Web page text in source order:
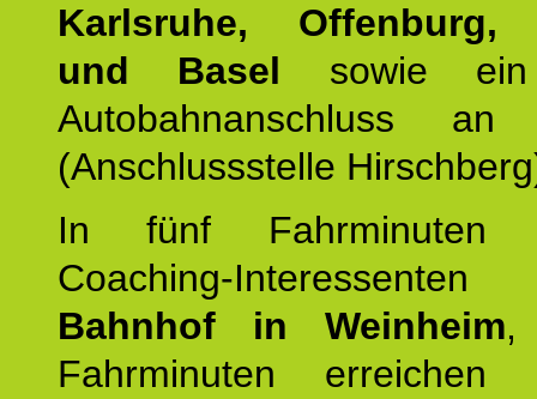
Karlsruhe, Offenburg,
und Basel sowie ein
Autobahnanschluss
(Anschlussstelle
In fünf Fahrminuten
Coaching-
Bahnhof in Weinheim,
Fahrminuten